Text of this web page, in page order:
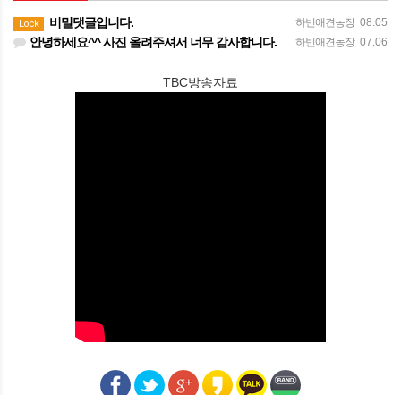
하빈애견농장 08.05
Lock 비밀댓글입니다.
하빈애견농장 07.06
안녕하세요^^ 사진 올려주셔서 너무 감사합니다. 강아지도 너무 행복해보이네요 늘 행복하시길 바랍니다! 감사합…
TBC방송자료